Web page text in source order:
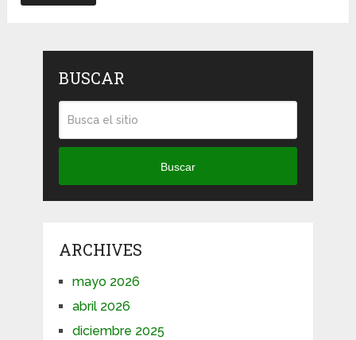
BUSCAR
Buscar
ARCHIVES
mayo 2026
abril 2026
diciembre 2025